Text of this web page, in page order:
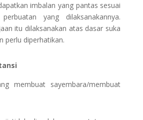
imbalan yang pantas sesuai
yang dilaksanakannya.
itu dilaksanakan atas dasar suka
perlu diperhatikan.
membuat sayembara/membuat